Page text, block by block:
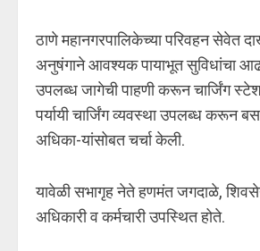
ठाणे महानगरपालिकेच्या परिवहन सेवेत
अनुषंगाने आवश्यक पायाभूत सुविधांचा
उपलब्ध जागेची पाहणी करून चार्जिंग
पर्यायी चार्जिंग व्यवस्था उपलब्ध करून
अधिका-यांसोबत चर्चा केली.
यावेळी सभागृह नेते हणमंत जगदाळे,
अधिकारी व कर्मचारी उपस्थित होते.